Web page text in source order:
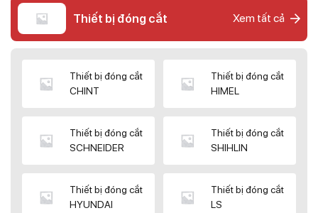
Thiết bị đóng cắt Xem tất cả
Thiết bị đóng cắt
CHINT
Thiết bị đóng cắt
HIMEL
Thiết bị đóng cắt
SCHNEIDER
Thiết bị đóng cắt
SHIHLIN
Thiết bị đóng cắt
HYUNDAI
Thiết bị đóng cắt
LS